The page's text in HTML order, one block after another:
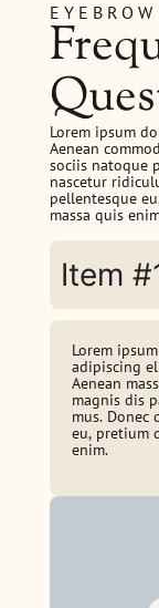
EYEBROW
Lorem ipsum
Aenean
sociis natoque
nascetur
pellentesque
massa quis
Item
Lorem
adipiscing
Aenean
magnis dis
mus. Donec
eu, pretium
enim.